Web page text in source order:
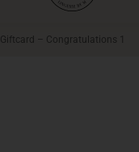
Giftcard – Congratulations 1